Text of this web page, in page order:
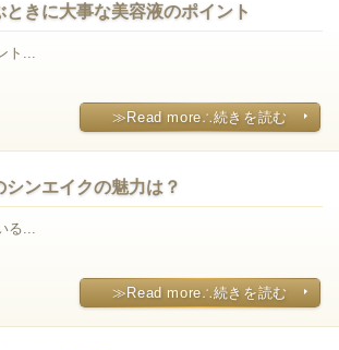
きに大事な美容液のポイント
...
≫Read more∴続きを読む
シンエイクの魅力は？
...
≫Read more∴続きを読む